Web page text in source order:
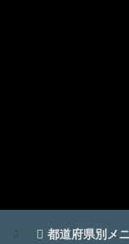
都道府県別メ